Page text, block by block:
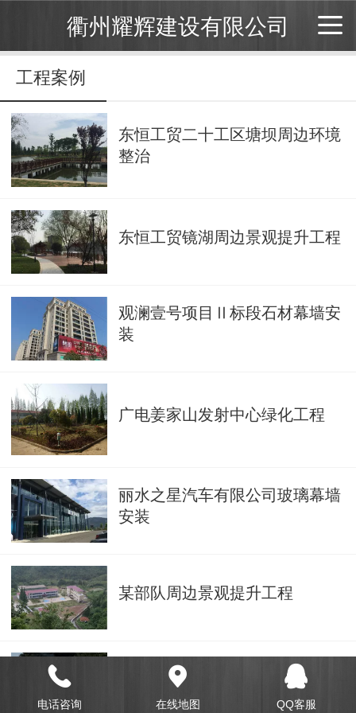
衢州耀辉建设有限公司
工程案例
东恒工贸二十工区塘坝周边环境
整治
东恒工贸镜湖周边景观提升工程
观澜壹号项目Ⅱ标段石材幕墙安
装
广电姜家山发射中心绿化工程
丽水之星汽车有限公司玻璃幕墙
安装
某部队周边景观提升工程
衢江区全旺镇文昌阁庭院建造工
电话咨询 在线地图 QQ客服